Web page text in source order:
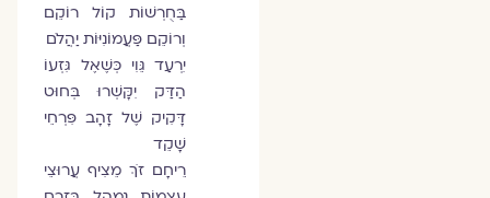
בַּחֻרְשׁוֹת קוֹל רוֹקֵם
וְרוֹקֵם פַּעֲמוֹנִיּוֹת יַהֲלֹם
יִרְעַד גֵּוִי כְּשֶׁאֶל גִּזְעוֹ
הַדַּק יִקָּשְׁרוּ בְּחוּט
דָּקִיק שֶׁל זָהָב פִּרְחֵי
שָׁקֵד
רֵיחָם זֹךְ מֵצִיף עֲרוּצֵי